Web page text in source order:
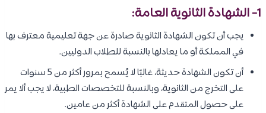
1- الشهادة الثانوية العامة:
يجب أن تكون الشهادة الثانوية صادرة عن جهة تعليمية معترف بها
في المملكة أو ما يعادلها بالنسبة للطلاب الدوليين.
أن تكون الشهادة حديثة، غالبًا لا يُسمح بمرور أكثر من 5 سنوات
على التخرج من الثانوية، وبالنسبة للتخصصات الطبية، لا يجب ألا يمر
على حصول المتقدم على الشهادة أكثر من عامين.